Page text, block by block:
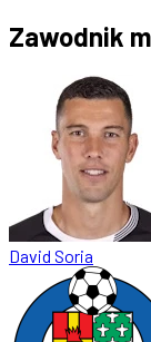
Zawodnik
David Soria